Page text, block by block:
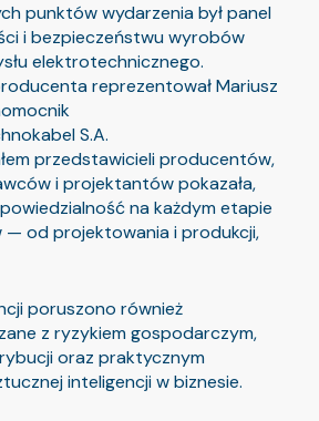
punktów wydarzenia był panel
i bezpieczeństwu wyrobów
elektrotechnicznego.
reprezentował Mariusz
S.A.
przedstawicieli producentów,
i projektantów pokazała,
na każdym etapie
— od projektowania i produkcji,
poruszono również
z ryzykiem gospodarczym,
oraz praktycznym
inteligencji w biznesie.